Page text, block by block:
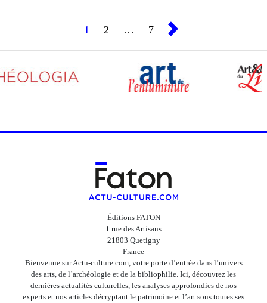
1 2 … 7
Éditions FATON
1 rue des Artisans
21803 Quetigny
France
Bienvenue sur Actu-culture.com, votre porte d’entrée dans l’univers
des arts, de l’archéologie et de la bibliophilie. Ici, découvrez les
dernières actualités culturelles, les analyses approfondies de nos
experts et nos articles décryptant le patrimoine et l’art sous toutes ses